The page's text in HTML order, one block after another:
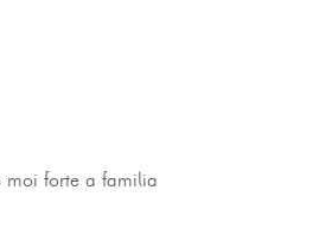
moi forte a familia